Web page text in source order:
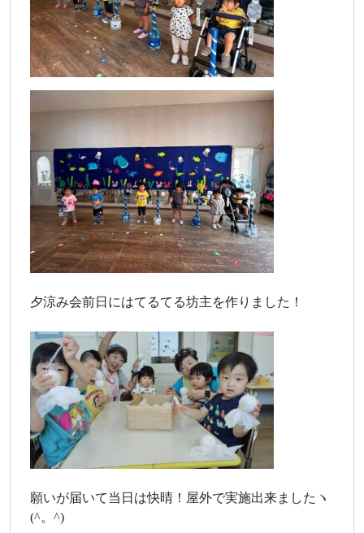
夕涼み会前日にはてるてる坊主を作りました！
願いが届いて当日は快晴！屋外で実施出来ましたヽ
(^。^)